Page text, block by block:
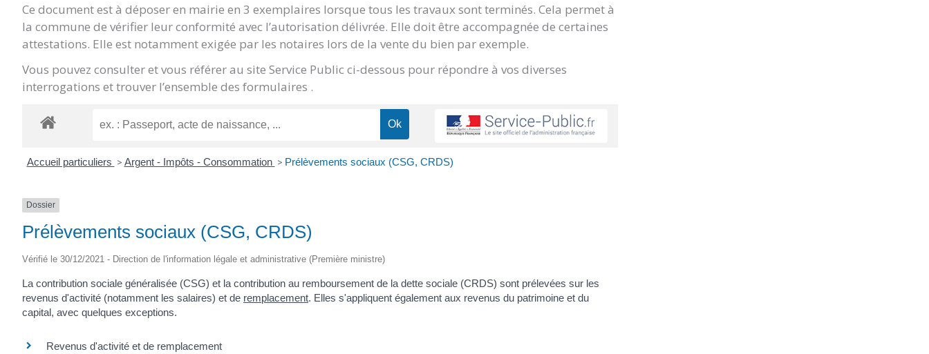
Ce document est à déposer en mairie en 3 exemplaires lorsque tous les travaux sont terminés. Cela permet à
la commune de vérifier leur conformité avec l’autorisation délivrée. Elle doit être accompagnée de certaines
attestations. Elle est notamment exigée par les notaires lors de la vente du bien par exemple.
Vous pouvez consulter et vous référer au site Service Public ci-dessous pour répondre à vos diverses
interrogations et trouver l’ensemble des formulaires .
Accueil particuliers > Argent - Impôts - Consommation > Prélèvements sociaux (CSG, CRDS)
Dossier
Prélèvements sociaux (CSG, CRDS)
Vérifié le 30/12/2021 - Direction de l'information légale et administrative (Première ministre)
La contribution sociale généralisée (CSG) et la contribution au remboursement de la dette sociale (CRDS) sont prélevées sur les
revenus d'activité (notamment les salaires) et de remplacement. Elles s'appliquent également aux revenus du patrimoine et du
capital, avec quelques exceptions.
Revenus d'activité et de remplacement